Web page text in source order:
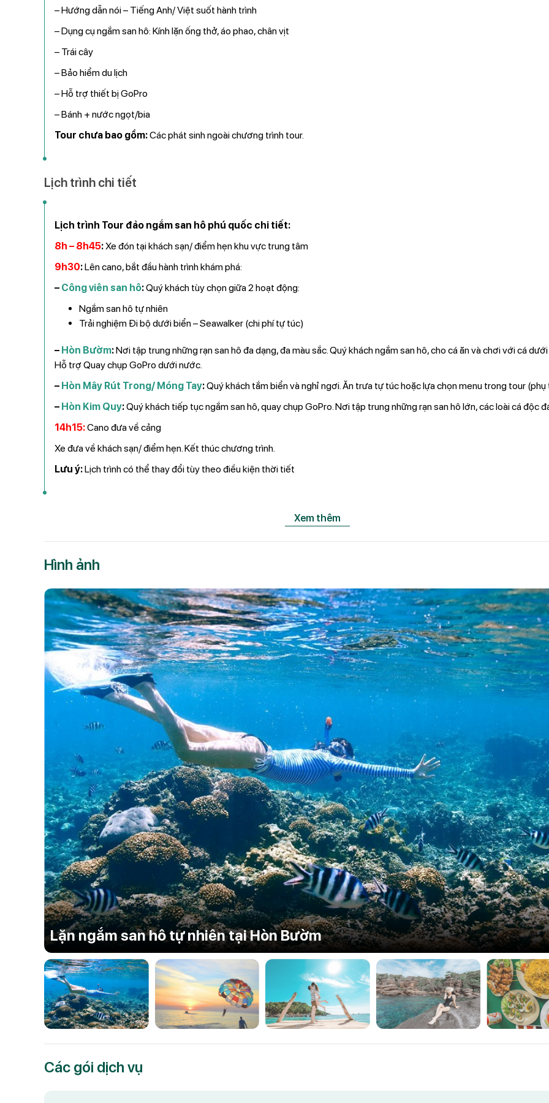
– Hướng dẫn nói – Tiếng Anh/ Việt suốt hành trình
– Dụng cụ ngắm san hô: Kính lặn ống thở, áo phao, chân vịt
– Trái cây
– Bảo hiểm du lịch
– Hỗ trợ thiết bị GoPro
– Bánh + nước ngọt/bia
Tour chưa bao gồm:Các phát sinh ngoài chương trình tour.
Lịch trình chi tiết
Lịch trình Tour đảo ngắm san hô phú quốc chi tiết:
8h – 8h45:Xe đón tại khách sạn/ điểm hẹn khu vực trung tâm
9h30:Lên cano, bắt đầu hành trình khám phá:
– Công viên san hô:Quý khách tùy chọn giữa 2 hoạt động:
Ngắm san hô tự nhiên
Trải nghiệm Đi bộ dưới biển – Seawalker (chi phí tự túc)
– Hòn Bườm:Nơi tập trung những rạn san hô đa dạng, đa màu sắc. Quý khách ngắm san hô, cho cá ăn và chơi với cá
Hỗ trợ Quay chụp GoPro dưới nước.
– Hòn Mây Rút Trong/ Móng Tay:Quý khách tắm biển và nghỉ ngơi. Ăn trưa tự túc hoặc lựa chọn menu trong tour (phụ
– Hòn Kim Quy:Quý khách tiếp tục ngắm san hô, quay chụp GoPro. Nơi tập trung những rạn san hô lớn, các loài cá độc
14h15:Cano đưa về cảng
Xe đưa về khách sạn/ điểm hẹn. Kết thúc chương trình.
Lưu ý:Lịch trình có thể thay đổi tùy theo điều kiện thời tiết
Xem thêm
Hình ảnh
Lặn ngắm san hô tự nhiên tại Hòn Bườm
Các gói dịch vụ